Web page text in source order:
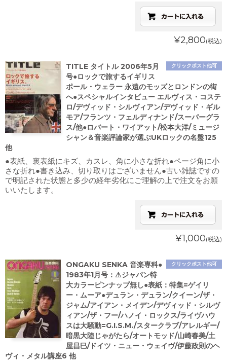
¥2,800(税込)
クリックポスト他可
TITLE タイトル 2006年5月
号●ロックで旅するイギリス
ポール・ウェラー 永遠のモッズとロンドンの街
へ●スペシャルインタビュー エルヴィス・コステ
ロ/デヴィッド・シルヴィアン/デヴィッド・ギル
モア/フランツ・フェルディナンド/スーパーグラ
ス/他●ロバート・ワイアット/松本大洋/ミュージ
シャン＆音楽評論家が選ぶUKロックの名盤125
他
●表紙、裏表紙にキズ、カスレ、角に小さな折れ●ページ角に小
さな折れ●書き込み、切り取りはございません●古い雑誌ですの
で明記された状態と多少の経年劣化にご理解の上で注文をお願
いいたします。
¥1,000(税込)
クリックポスト他可
ONGAKU SENKA 音楽専科●
1983年1月号：⚠ジャパン特
大カラーピンナップ無し●表紙：特集=ゲイリ
ー・ムーア●デュラン・デュラン/クイーン/ザ・
ジャム/アイアン・メイデン/デヴィッド・シルヴ
ィアン/ザ・フー/ハノイ・ロックス/ライヴハウ
スは大騒動=G.I.S.M./スタークラブ/アレルギー/
暗黒大陸じゃがたら/オートモッド/山崎春美/土
屋昌巳/ドイツ・ニュー・ウェイヴ/伊藤政則のヘ
ヴィ・メタル講座6 他